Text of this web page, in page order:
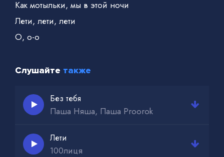
Как мотыльки, мы в этой ночи
Лети, лети, лети
О, о-о
Слушайте также
Без тебя
Паша Няша, Паша Proorok
Лети
100лиця